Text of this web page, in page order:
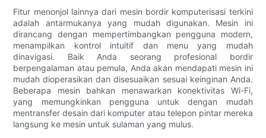
Fitur menonjol lainnya dari mesin bordir komputerisasi terkini
adalah antarmukanya yang mudah digunakan. Mesin ini
dirancang dengan mempertimbangkan pengguna modern,
menampilkan kontrol intuitif dan menu yang mudah
dinavigasi. Baik Anda seorang profesional bordir
berpengalaman atau pemula, Anda akan mendapati mesin ini
mudah dioperasikan dan disesuaikan sesuai keinginan Anda.
Beberapa mesin bahkan menawarkan konektivitas Wi-Fi,
yang memungkinkan pengguna untuk dengan mudah
mentransfer desain dari komputer atau telepon pintar mereka
langsung ke mesin untuk sulaman yang mulus.